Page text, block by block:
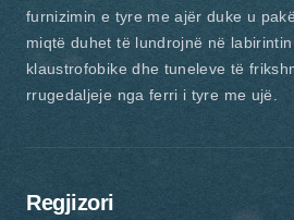
furnizimin e tyre me ajër duke u
miqtë duhet të lundrojnë në
klaustrofobike dhe tuneleve të
rrugedaljeje nga ferri i tyre me ujë.
Regjizori